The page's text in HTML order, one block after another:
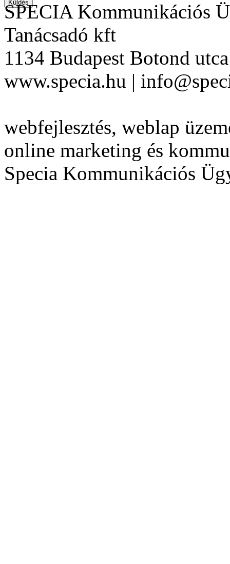
SPECIA Kommunikációs
Tanácsadó kft
1134 Budapest Botond
www.specia.hu |
webfejlesztés, weblap
online marketing és
Specia Kommunikációs